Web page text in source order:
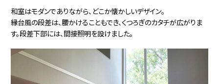
和室はモダンでありながら、どこか懐かしいデザイン。
縁台風の段差は、腰かけることもでき、くつろぎのカタチが広がりま
す。段差下部には、間接照明を設けました。